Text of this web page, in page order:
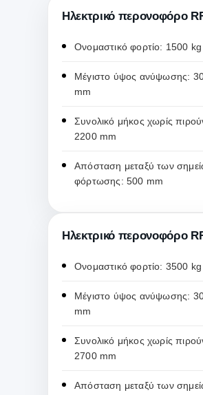
Ηλεκτρικό περονοφόρο
Ονομαστικό φορτίο: 1500 kg
Μέγιστο ύψος ανύψωσης:
mm
Συνολικό μήκος χωρίς
2200 mm
Απόσταση μεταξύ των
φόρτωσης: 500 mm
Ηλεκτρικό περονοφόρο
Ονομαστικό φορτίο: 3500 kg
Μέγιστο ύψος ανύψωσης:
mm
Συνολικό μήκος χωρίς
2700 mm
Απόσταση μεταξύ των